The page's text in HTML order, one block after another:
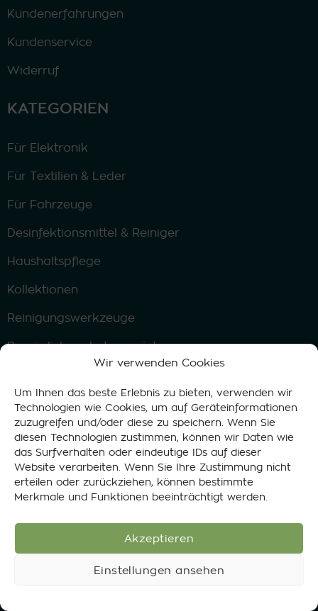
Wir verwenden Cookies
Um Ihnen das beste Erlebnis zu bieten, verwenden wir
Technologien wie Cookies, um auf Geräteinformationen
zuzugreifen und/oder diese zu speichern. Wenn Sie
diesen Technologien zustimmen, können wir Daten wie
das Surfverhalten oder eindeutige IDs auf dieser
Website verarbeiten. Wenn Sie Ihre Zustimmung nicht
erteilen oder zurückziehen, können bestimmte
Merkmale und Funktionen beeinträchtigt werden.
Akzeptieren
Einstellungen ansehen
Kundenerfahrungen
Kundenservice
Widerruf
KATEGORIEN
Für Elektronik
Für Textilien & Leder
Für Fahrzeuge
Desinfektionsmittel & Reiniger
Haushaltspflege
Kollektionen
Reinigungswerkzeuge
Persönliche schutzausrüstung
Sonderangebote
Datenschutzerklärung Cookie-Richtlinie AGB
© 2015-2026 GoGoNano® Führend in Öko-
Nanotechnologie
E-Mail: info@gogonano.com